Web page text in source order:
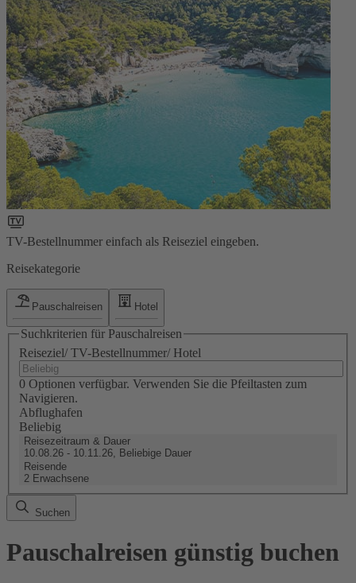
TV-Bestellnummer einfach als Reiseziel eingeben.
Reisekategorie
Pauschalreisen Hotel
Suchkriterien für Pauschalreisen
Reiseziel/ TV-Bestellnummer/ Hotel
0 Optionen verfügbar. Verwenden Sie die Pfeiltasten zum
Navigieren.
Abflughafen
Beliebig
Reisezeitraum & Dauer
10.08.26 - 10.11.26, Beliebige Dauer
Reisende
2 Erwachsene
Suchen
Pauschalreisen günstig buchen